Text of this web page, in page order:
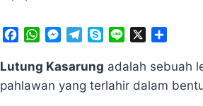
c
e
W
a
t
M
s
s
e
l
e
g
y
p
n
e
a
r
Lutung Kasarung adalah sebuah
pahlawan yang terlahir dalam